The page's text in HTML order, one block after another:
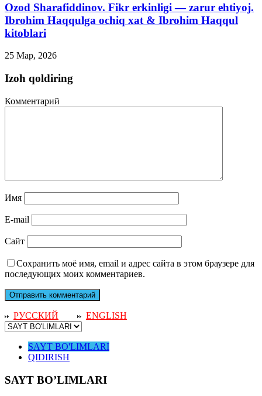
Ozod Sharafiddinov. Fikr erkinligi — zarur ehtiyoj.
Ibrohim Haqqulga ochiq xat & Ibrohim Haqqul
kitoblari
25 Мар, 2026
Izoh qoldiring
Комментарий
Имя
E-mail
Сайт
Сохранить моё имя, email и адрес сайта в этом браузере для
последующих моих комментариев.
РУССКИЙ ENGLISH
SAYT BO'LIMLARI
QIDIRISH
SAYT BO’LIMLARI